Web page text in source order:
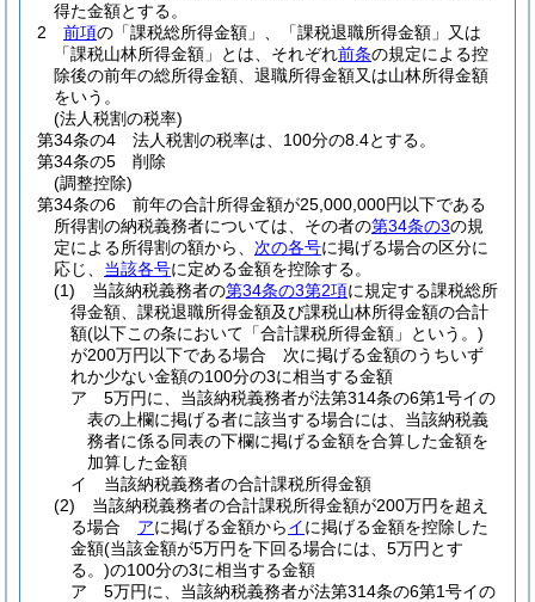
得た金額とする。
2
前項の「課税総所得金額」、「課税退職所得金額」又は
「課税山林所得金額」とは、それぞれ前条の規定による控
除後の前年の総所得金額、退職所得金額又は山林所得金額
をいう。
(法人税割の税率)
第34条の4
法人税割の税率は、100分の8.4とする。
第34条の5
削除
(調整控除)
第34条の6
前年の合計所得金額が25,000,000円以下である
所得割の納税義務者については、その者の第34条の3の規
定による所得割の額から、 次の各号に掲げる場合の区分に
応じ、 当該各号に定める金額を控除する。
(1)
当該納税義務者の第34条の3第2項に規定する課税総所
得金額、課税退職所得金額及び課税山林所得金額の合計
額(以下この条において「合計課税所得金額」という。)
が200万円以下である場合 次に掲げる金額のうちいず
れか少ない金額の100分の3に相当する金額
ア
5万円に、当該納税義務者が法第314条の6第1号イの
表の上欄に掲げる者に該当する場合には、当該納税義
務者に係る同表の下欄に掲げる金額を合算した金額を
加算した金額
イ
当該納税義務者の合計課税所得金額
(2)
当該納税義務者の合計課税所得金額が200万円を超え
る場合 アに掲げる金額からイに掲げる金額を控除した
金額(当該金額が5万円を下回る場合には、5万円とす
る。)の100分の3に相当する金額
ア
5万円に、当該納税義務者が法第314条の6第1号イの